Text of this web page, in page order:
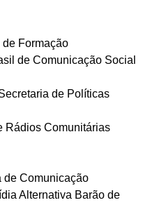
Formação
de Comunicação Social
de Políticas
Rádios Comunitárias
de Comunicação
Alternativa Barão de